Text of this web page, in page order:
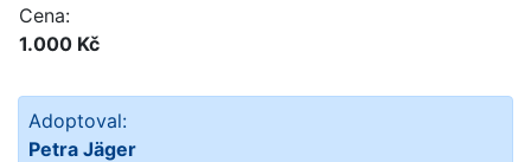
Cena:
1.000 Kč
Adoptoval:
Petra Jäger